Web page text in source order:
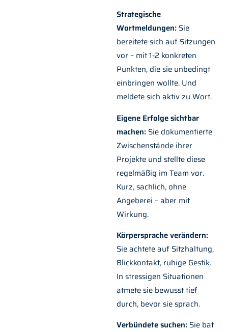
Strategische
Wortmeldungen: Sie
bereitete sich auf Sitzungen
vor – mit 1-2 konkreten
Punkten, die sie unbedingt
einbringen wollte. Und
meldete sich aktiv zu Wort.
Eigene Erfolge sichtbar
machen: Sie dokumentierte
Zwischenstände ihrer
Projekte und stellte diese
regelmäßig im Team vor.
Kurz, sachlich, ohne
Angeberei – aber mit
Wirkung.
Körpersprache verändern:
Sie achtete auf Sitzhaltung,
Blickkontakt, ruhige Gestik.
In stressigen Situationen
atmete sie bewusst tief
durch, bevor sie sprach.
Verbündete suchen: Sie bat